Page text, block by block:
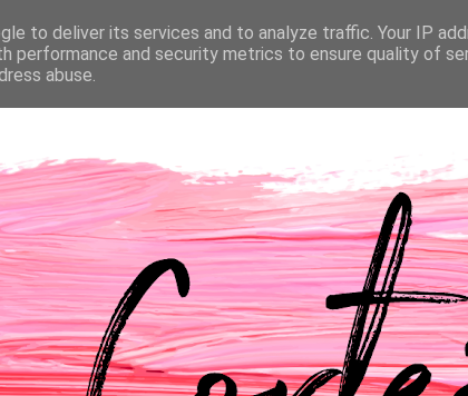
CONTACTOS PASSATEMPOS CASAMENTO
to deliver its services and to analyze traffic. Your IP
performance and security metrics to ensure quality of
abuse.